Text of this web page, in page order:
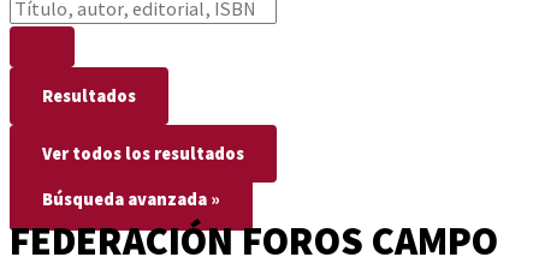
Resultados
Ver todos los resultados
Búsqueda avanzada »
FEDERACIÓN FOROS CAMPO